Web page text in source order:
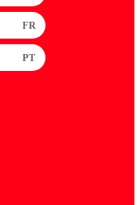
FR
PT